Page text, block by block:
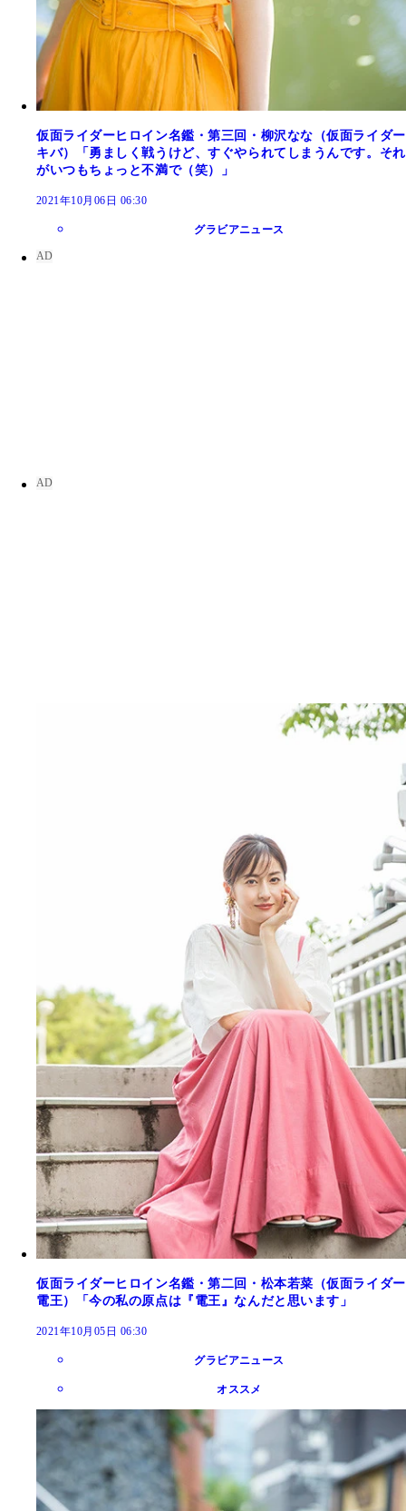
仮面ライダーヒロイン名鑑・第三回・柳沢なな（仮面ライダー
キバ）「勇ましく戦うけど、すぐやられてしまうんです。それ
がいつもちょっと不満で（笑）」
2021年10月06日 06:30
グラビアニュース
仮面ライダーヒロイン名鑑・第二回・松本若菜（仮面ライダー
電王）「今の私の原点は『電王』なんだと思います」
2021年10月05日 06:30
グラビアニュース
オススメ